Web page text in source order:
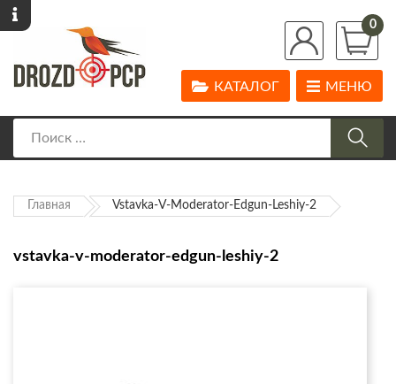
0
МЕНЮ
КАТАЛОГ
Главная Vstavka-V-Moderator-Edgun-Leshiy-2
vstavka-v-moderator-edgun-leshiy-2